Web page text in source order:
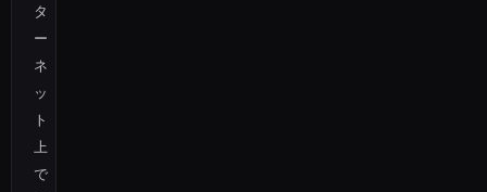
タ
ー
ネ
ッ
ト
上
で